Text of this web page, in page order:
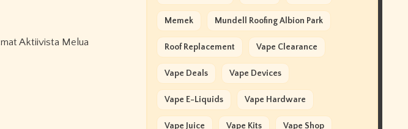
Memek Mundell Roofing Albion Park
Roof Replacement Vape Clearance
Vape Deals Vape Devices
Vape E-Liquids Vape Hardware
Vape Juice Vape Kits Vape Shop